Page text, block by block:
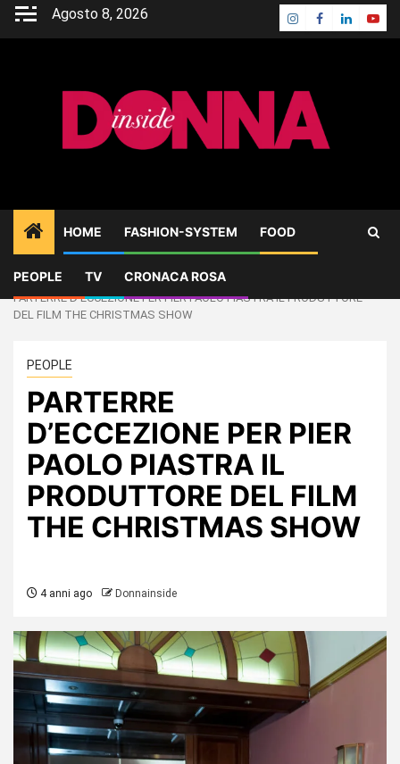
Skip
Agosto 8, 2026 Instagram
Facebook
Linkedin
HOME FASHION-SYSTEM FOOD
PEOPLE TV CRONACA ROSA
Home
PEOPLE
PARTERRE D’ECCEZIONE PER PIER PAOLO PIASTRA IL PRODUTTORE
DEL FILM THE CHRISTMAS SHOW
PEOPLE
PARTERRE
D’ECCEZIONE PER PIER
PAOLO PIASTRA IL
PRODUTTORE DEL FILM
THE CHRISTMAS SHOW
4 anni ago Donnainside